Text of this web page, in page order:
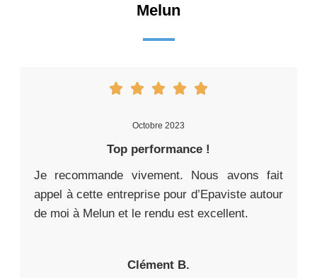
Melun
Octobre 2023
Top performance !
Je recommande vivement. Nous avons fait
appel à cette entreprise pour d’Epaviste autour
de moi à Melun et le rendu est excellent.
Clément B.